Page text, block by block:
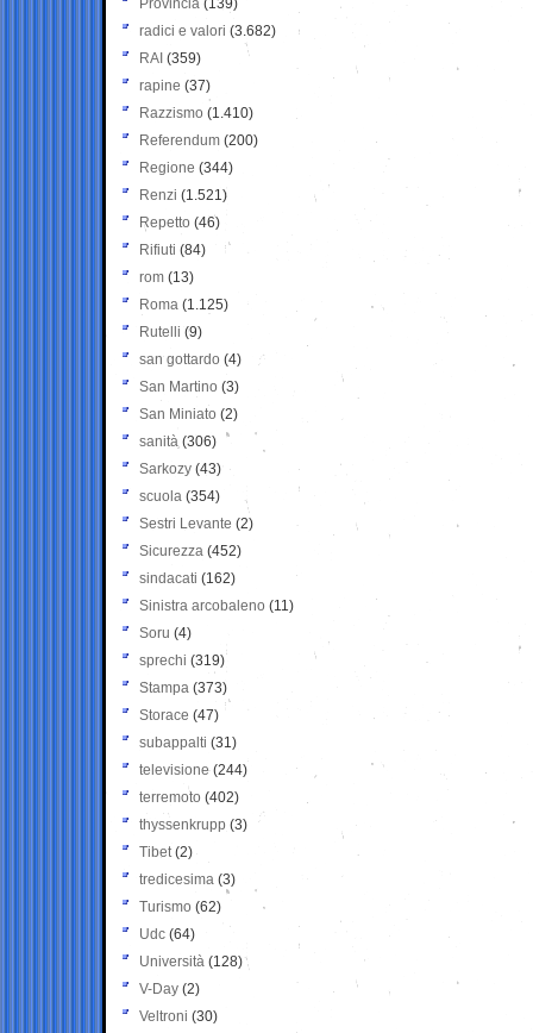
Provincia (139)
radici e valori (3.682)
RAI (359)
rapine (37)
Razzismo (1.410)
Referendum (200)
Regione (344)
Renzi (1.521)
Repetto (46)
Rifiuti (84)
rom (13)
Roma (1.125)
Rutelli (9)
san gottardo (4)
San Martino (3)
San Miniato (2)
sanità (306)
Sarkozy (43)
scuola (354)
Sestri Levante (2)
Sicurezza (452)
sindacati (162)
Sinistra arcobaleno (11)
Soru (4)
sprechi (319)
Stampa (373)
Storace (47)
subappalti (31)
televisione(244)
terremoto (402)
thyssenkrupp (3)
Tibet(2)
tredicesima (3)
Turismo (62)
Udc (64)
Università (128)
V-Day (2)
Veltroni (30)